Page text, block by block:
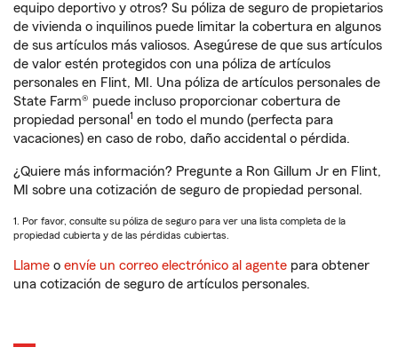
equipo deportivo y otros? Su póliza de seguro de propietarios
de vivienda o inquilinos puede limitar la cobertura en algunos
de sus artículos más valiosos. Asegúrese de que sus artículos
de valor estén protegidos con una póliza de artículos
personales en Flint, MI. Una póliza de artículos personales de
State Farm® puede incluso proporcionar cobertura de
propiedad personal 1 en todo el mundo (perfecta para
vacaciones) en caso de robo, daño accidental o pérdida.
¿Quiere más información? Pregunte a Ron Gillum Jr en Flint,
MI sobre una cotización de seguro de propiedad personal.
1. Por favor, consulte su póliza de seguro para ver una lista completa de la
propiedad cubierta y de las pérdidas cubiertas.
Llame o envíe un correo electrónico al agente para obtener
una cotización de seguro de artículos personales.